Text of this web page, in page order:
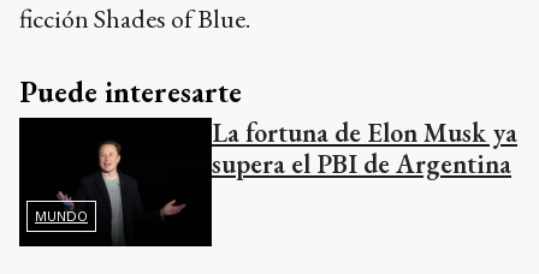
ficción Shades of Blue.
Puede interesarte
MUNDO
La fortuna de Elon Musk ya
supera el PBI de Argentina